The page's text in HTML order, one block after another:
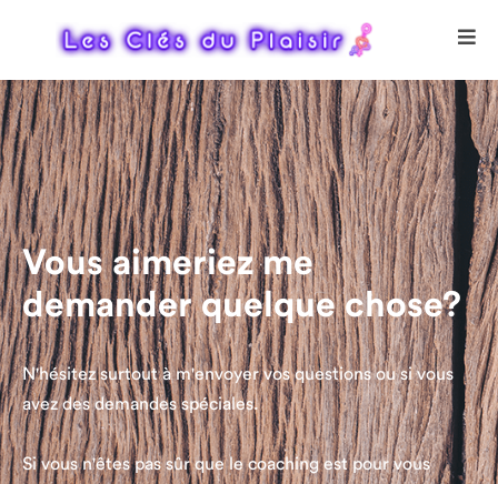
Vous aimeriez me
demander quelque chose?
N'hésitez surtout à m'envoyer vos questions ou si vous
avez des demandes spéciales.
Si vous n'êtes pas sûr que le coaching est pour vous